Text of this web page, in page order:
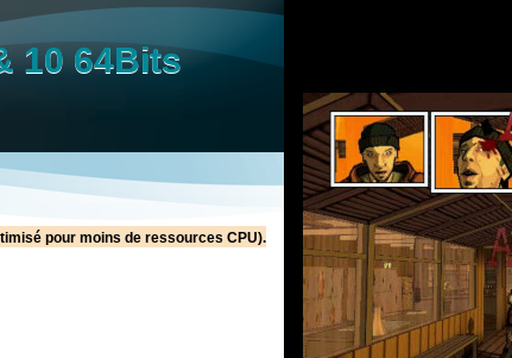
10 64Bits
pour moins de ressources CPU).